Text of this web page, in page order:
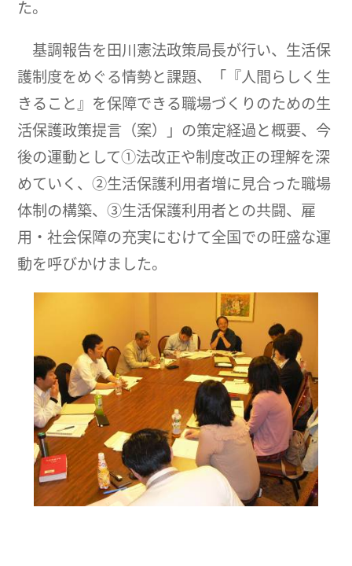
た。
基調報告を田川憲法政策局長が行い、生活保
護制度をめぐる情勢と課題、「『人間らしく生
きること』を保障できる職場づくりのための生
活保護政策提言（案）」の策定経過と概要、今
後の運動として①法改正や制度改正の理解を深
めていく、②生活保護利用者増に見合った職場
体制の構築、③生活保護利用者との共闘、雇
用・社会保障の充実にむけて全国での旺盛な運
動を呼びかけました。